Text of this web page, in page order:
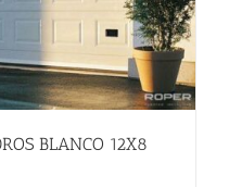
BLANCO 12X8